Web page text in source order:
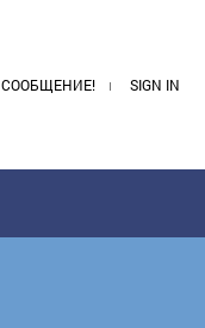
СООБЩЕНИЕ! SIGN IN